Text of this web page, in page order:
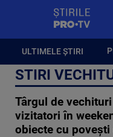
ULTIMELE ȘTIRI
STIRI
Târgul de
vizitatori în
obiecte cu